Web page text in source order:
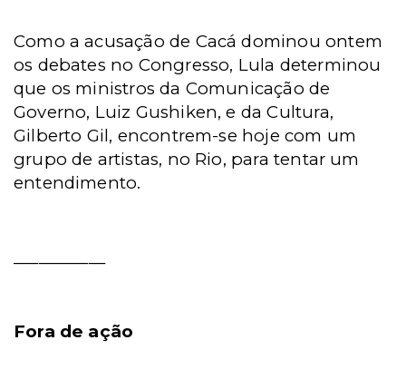
Como a acusação de Cacá dominou ontem
os debates no Congresso, Lula determinou
que os ministros da Comunicação de
Governo, Luiz Gushiken, e da Cultura,
Gilberto Gil, encontrem-se hoje com um
grupo de artistas, no Rio, para tentar um
entendimento.
Fora de ação